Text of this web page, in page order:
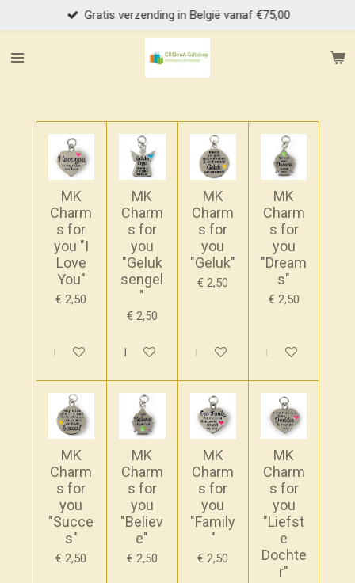
direct
naar
Gratis verzending in België vanaf €75,00
MK
Charm
s for
you "I
Love
You"
€ 2,50
In winkelwagen
MK
Charm
s for
you
"Geluk
sengel
"
€ 2,50
In winkelwagen
MK
Charm
s for
you
"Geluk"
€ 2,50
In winkelwagen
MK
Charm
s for
you
"Dream
s"
€ 2,50
In winkelwagen
MK
Charm
s for
you
"Succe
s"
€ 2,50
MK
Charm
s for
you
"Believ
e"
€ 2,50
MK
Charm
s for
you
"Family
"
€ 2,50
MK
Charm
s for
you
"Liefst
e
Dochte
r"